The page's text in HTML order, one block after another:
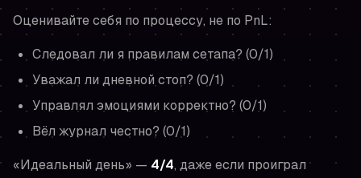
Оценивайте себя по процессу, не по PnL:
Следовал ли я правилам сетапа? (0/1)
Уважал ли дневной стоп? (0/1)
Управлял эмоциями корректно? (0/1)
Вёл журнал честно? (0/1)
«Идеальный день» — 4/4, даже если проиграл